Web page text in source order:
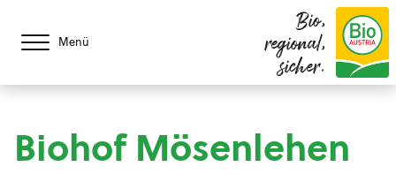
Menü
Bio,
regional,
sicher.
Biohof Mösenlehen